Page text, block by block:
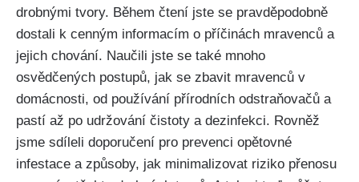
drobnými⁤ tvory. ⁢Během čtení jste se pravděpodobně
⁤dostali k cenným informacím o příčinách mravenců a
jejich‌ chování. Naučili‍ jste se také mnoho
osvědčených postupů, jak se zbavit mravenců v
domácnosti, od používání přírodních odstraňovačů a
pastí až po udržování ​čistoty a dezinfekci. Rovněž
jsme sdíleli doporučení pro prevenci opětovné
infestace a způsoby, jak minimalizovat riziko přenosu